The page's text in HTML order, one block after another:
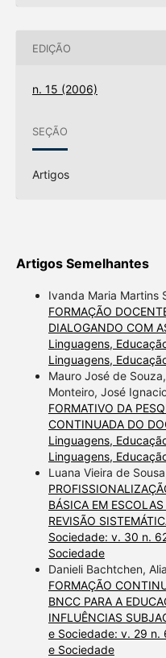
EDIÇÃO
n. 15 (2006)
SEÇÃO
Artigos
Artigos Semelhantes
Ivanda Maria Martins
FORMAÇÃO
DIALOGANDO COM
Linguagens,
Linguagens,
Mauro José de
Monteiro, José
FORMATIVO DA
CONTINUADA DO
Linguagens,
Linguagens,
Luana Vieira de
BÁSICA EM
REVISÃO
Sociedade: v. 30 n.
Sociedade
Danieli Bachtchen,
FORMAÇÃO
BNCC PARA A
INFLUÊNCIAS
e Sociedade: v. 29 n.
e Sociedade